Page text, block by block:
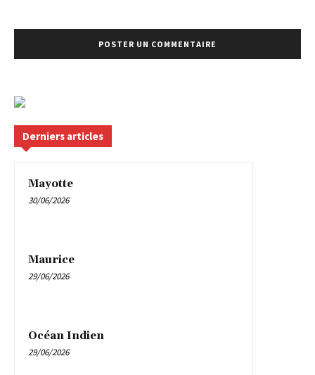
Derniers articles
Mayotte
30/06/2026
Maurice
29/06/2026
Océan Indien
29/06/2026